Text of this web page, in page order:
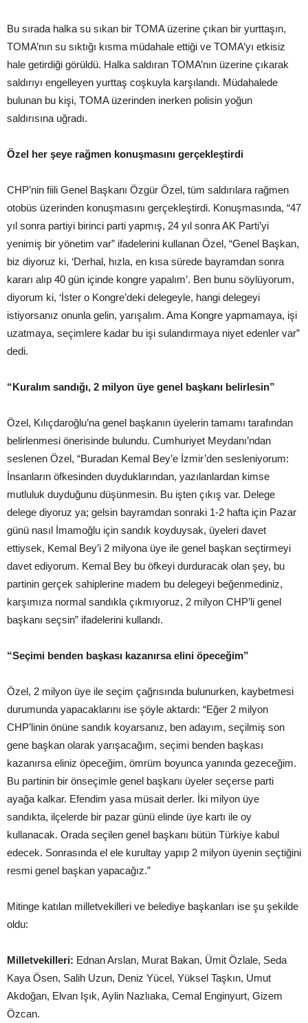
Bu sırada halka su sıkan bir TOMA üzerine çıkan bir yurttaşın,
TOMA’nın su sıktığı kısma müdahale ettiği ve TOMA’yı etkisiz
hale getirdiği görüldü. Halka saldıran TOMA’nın üzerine çıkarak
saldırıyı engelleyen yurttaş coşkuyla karşılandı. Müdahalede
bulunan bu kişi, TOMA üzerinden inerken polisin yoğun
saldırısına uğradı.
Özel her şeye rağmen konuşmasını gerçekleştirdi
CHP’nin fiili Genel Başkanı Özgür Özel, tüm saldırılara rağmen
otobüs üzerinden konuşmasını gerçekleştirdi. Konuşmasında, “47
yıl sonra partiyi birinci parti yapmış, 24 yıl sonra AK Parti’yi
yenimiş bir yönetim var” ifadelerini kullanan Özel, “Genel Başkan,
biz diyoruz ki, ‘Derhal, hızla, en kısa sürede bayramdan sonra
kararı alıp 40 gün içinde kongre yapalım’. Ben bunu söylüyorum,
diyorum ki, ‘İster o Kongre’deki delegeyle, hangi delegeyi
istiyorsanız onunla gelin, yarışalım. Ama Kongre yapmamaya, işi
uzatmaya, seçimlere kadar bu işi sulandırmaya niyet edenler var”
dedi.
“Kuralım sandığı, 2 milyon üye genel başkanı belirlesin”
Özel, Kılıçdaroğlu’na genel başkanın üyelerin tamamı tarafından
belirlenmesi önerisinde bulundu. Cumhuriyet Meydanı’ndan
seslenen Özel, “Buradan Kemal Bey’e İzmir’den sesleniyorum:
İnsanların öfkesinden duyduklarından, yazılanlardan kimse
mutluluk duyduğunu düşünmesin. Bu işten çıkış var. Delege
delege diyoruz ya; gelsin bayramdan sonraki 1-2 hafta için Pazar
günü nasıl İmamoğlu için sandık koyduysak, üyeleri davet
ettiysek, Kemal Bey’i 2 milyona üye ile genel başkan seçtirmeyi
davet ediyorum. Kemal Bey bu öfkeyi durduracak olan şey, bu
partinin gerçek sahiplerine madem bu delegeyi beğenmediniz,
karşımıza normal sandıkla çıkmıyoruz, 2 milyon CHP’li genel
başkanı seçsin” ifadelerini kullandı.
“Seçimi benden başkası kazanırsa elini öpeceğim”
Özel, 2 milyon üye ile seçim çağrısında bulunurken, kaybetmesi
durumunda yapacaklarını ise şöyle aktardı: “Eğer 2 milyon
CHP’linin önüne sandık koyarsanız, ben adayım, seçilmiş son
gene başkan olarak yarışacağım, seçimi benden başkası
kazanırsa eliniz öpeceğim, ömrüm boyunca yanında gezeceğim.
Bu partinin bir önseçimle genel başkanı üyeler seçerse parti
ayağa kalkar. Efendim yasa müsait derler. İki milyon üye
sandıkta, ilçelerde bir pazar günü elinde üye kartı ile oy
kullanacak. Orada seçilen genel başkanı bütün Türkiye kabul
edecek. Sonrasında el ele kurultay yapıp 2 milyon üyenin seçtiğini
resmi genel başkan yapacağız.”
Mitinge katılan milletvekilleri ve belediye başkanları ise şu şekilde
oldu:
Milletvekilleri: Ednan Arslan, Murat Bakan, Ümit Özlale, Seda
Kaya Ösen, Salih Uzun, Deniz Yücel, Yüksel Taşkın, Umut
Akdoğan, Elvan Işık, Aylin Nazlıaka, Cemal Enginyurt, Gizem
Özcan.